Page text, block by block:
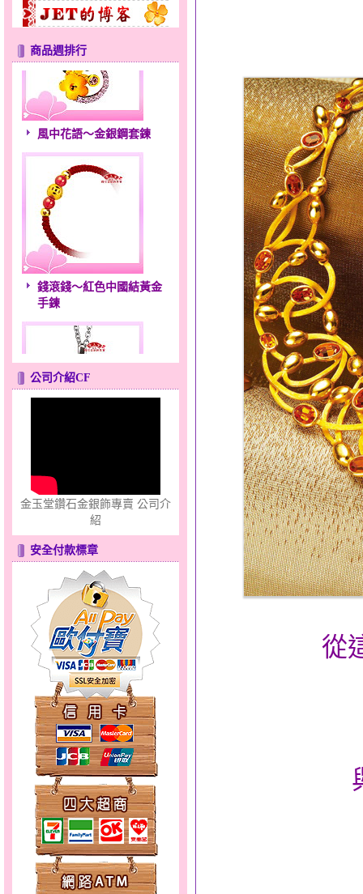
商品週排行
風中花語～金銀鋼套鍊
錢滾錢～紅色中國結黃金
手鍊
美人魚～金銀鋼套鍊
夢想幸福～男黃金戒指
公司介紹CF
金玉堂鑽石金銀飾專賣 公司介
紹
安全付款標章
從